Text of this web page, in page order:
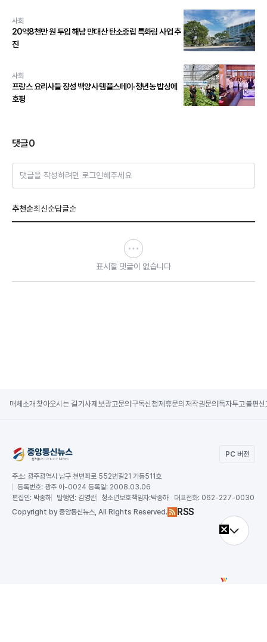
사회
20억8천만 원 투입 해남 만대산 탄소중립 특화림 사업 추
진
사회
프랑스 요리사들 장성 백양사 템플스테이·청년농 밥상에
호평
댓글0
댓글을 작성하려면 로그인해주세요
추천순최신순답글순
표시할 댓글이 없습니다
매체소개 찾아오시는 길기사제보광고문의 구독신청제휴문의 저작권문의 독자투고불편신
PC 버전
주소: 광주광역시 남구 천변좌로 552번길21 가동511호
등록번호: 광주 아-0024 등록일: 2008.03.06
편집인: 박종하 발행인: 김영란 청소년보호책임자:박종하 대표전화: 062-227-0030
Copyright by 중앙통신뉴스, All Rights Reserved. RSS